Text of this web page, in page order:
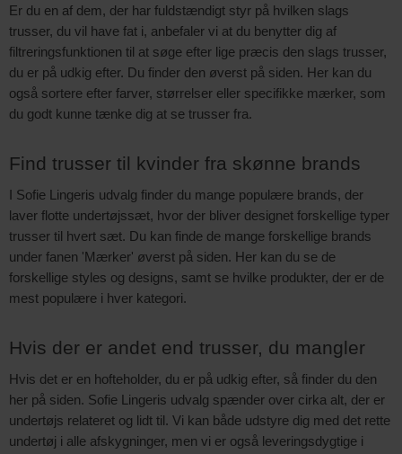
Er du en af dem, der har fuldstændigt styr på hvilken slags
trusser, du vil have fat i, anbefaler vi at du benytter dig af
filtreringsfunktionen til at søge efter lige præcis den slags trusser,
du er på udkig efter. Du finder den øverst på siden. Her kan du
også sortere efter farver, størrelser eller specifikke mærker, som
du godt kunne tænke dig at se trusser fra.
Find trusser til kvinder fra skønne brands
I Sofie Lingeris udvalg finder du mange populære brands, der
laver flotte undertøjssæt, hvor der bliver designet forskellige typer
trusser til hvert sæt. Du kan finde de mange forskellige brands
under fanen 'Mærker' øverst på siden. Her kan du se de
forskellige styles og designs, samt se hvilke produkter, der er de
mest populære i hver kategori.
Hvis der er andet end trusser, du mangler
Hvis det er en hofteholder, du er på udkig efter, så finder du den
her på siden. Sofie Lingeris udvalg spænder over cirka alt, der er
undertøjs relateret og lidt til. Vi kan både udstyre dig med det rette
undertøj i alle afskygninger, men vi er også leveringsdygtige i